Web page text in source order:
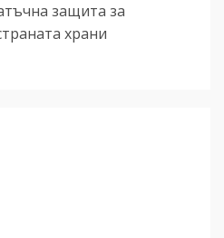
защита за
храни